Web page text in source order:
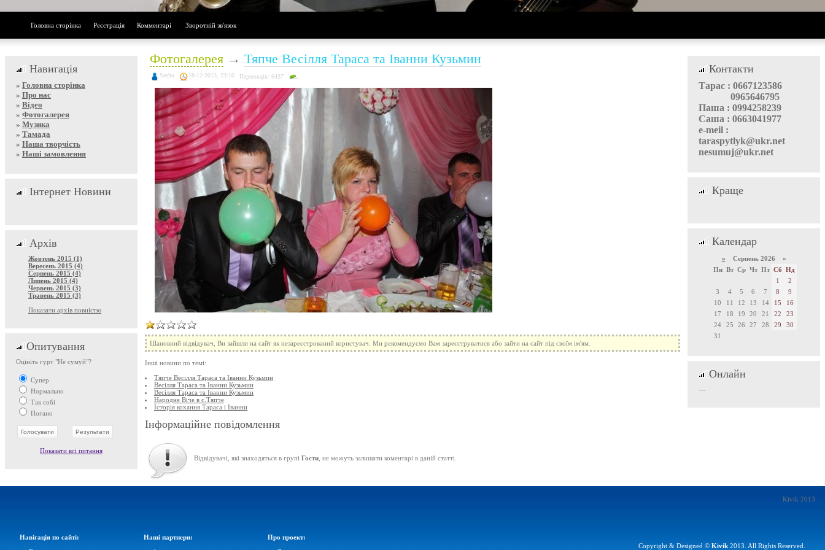
Головна сторінка Реєстрація Комментарі Зворотній зв'язок
Навигація
» Головна сторінка
» Про нас
» Відео
» Фотогалерея
» Музика
» Тамада
» Наша творчість
» Наші замовлення
Інтернет Новини
Архів
Жовтень 2015 (1)
Вересень 2015 (4)
Серпень 2015 (4)
Липень 2015 (4)
Червень 2015 (3)
Травень 2015 (3)
Показати архів повністю
Опитування
Оцініть гурт "Не сумуй"?
Супер
Нормально
Так собі
Погано
Показати всі питання
Фотогалерея → Тяпче Весілля Тараса та Іванни Кузьмин
Sasha 18-12-2013, 23:10 Переглядів: 6437
Шановний відвідувач, Ви зайшли на сайт як незареєстрований користувач. Ми рекомендуємо Вам зареєструватися або зайти на сайт під своїм ім'ям.
Інші новини по темі:
Тяпче Весілля Тараса та Іванни Кузьмин
Весілля Тараса та Іванни Кузьмин
Весілля Тараса та Іванни Кузьмин
Народне Віче в с.Тяпче
Історія кохання Тараса і Іванни
Інформаційне повідомлення
Відвідувачі, які знаходяться в групі Гости , не можуть залишати коментарі в даній статті.
Контакти
Тарас : 0667123586
0965646795
Паша : 0994258239
Саша : 0663041977
e-meil :
taraspytlyk@ukr.net
nesumuj@ukr.net
Краще
Календар
« Серпень 2026 »
Пн Вт Ср Чт Пт Сб Нд
1
2
3
4 5 6 7 8
9
10
11 12 13 14 15
16
17
18 19 20 21 22
23
24
25 26 27 28 29
30
31
Онлайн
---
Kivik 2013
Навігація по сайті:
Наші партнери:
Про проект:
Copyright & Designed © Kivik 2013. All Rights Reserved.